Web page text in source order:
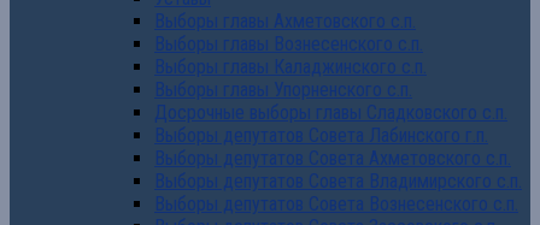
Выборы главы Ахметовского с.п.
Выборы главы Вознесенского с.п.
Выборы главы Каладжинского с.п.
Выборы главы Упорненского с.п.
Досрочные выборы главы Сладковского с.п.
Выборы депутатов Совета Лабинского г.п.
Выборы депутатов Совета Ахметовского с.п.
Выборы депутатов Совета Владимирского с.п.
Выборы депутатов Совета Вознесенского с.п.